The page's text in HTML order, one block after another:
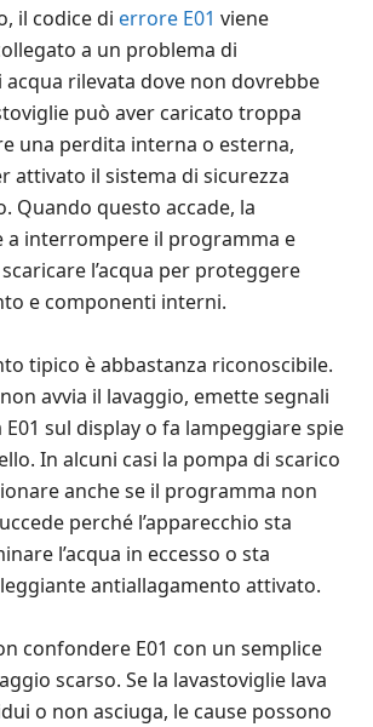
il codice di errore E01 viene
a un problema di
rilevata dove non dovrebbe
può aver caricato troppa
una perdita interna o esterna,
attivato il sistema di sicurezza
Quando questo accade, la
a interrompere il programma e
l’acqua per proteggere
e componenti interni.
tipico è abbastanza riconoscibile.
avvia il lavaggio, emette segnali
sul display o fa lampeggiare spie
In alcuni casi la pompa di scarico
anche se il programma non
perché l’apparecchio sta
l’acqua in eccesso o sta
antiallagamento attivato.
confondere E01 con un semplice
scarso. Se la lavastoviglie lava
o non asciuga, le cause possono